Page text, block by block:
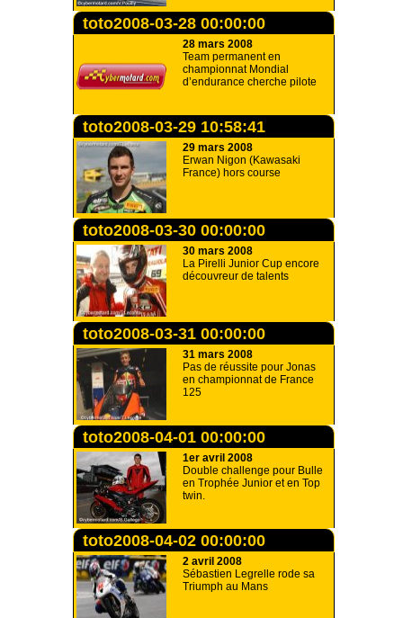
toto2008-03-28 00:00:00
28 mars 2008
Team permanent en
championnat Mondial
d’endurance cherche pilote
toto2008-03-29 10:58:41
29 mars 2008
Erwan Nigon (Kawasaki
France) hors course
toto2008-03-30 00:00:00
30 mars 2008
La Pirelli Junior Cup encore
découvreur de talents
toto2008-03-31 00:00:00
31 mars 2008
Pas de réussite pour Jonas
en championnat de France
125
toto2008-04-01 00:00:00
1er avril 2008
Double challenge pour Bulle
en Trophée Junior et en Top
twin.
toto2008-04-02 00:00:00
2 avril 2008
Sébastien Legrelle rode sa
Triumph au Mans